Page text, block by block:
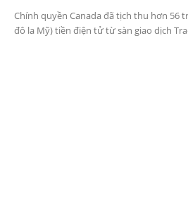
Chính quyền Canada đã tịch thu hơn 56
đô la Mỹ) tiền điện tử từ sàn giao dịch